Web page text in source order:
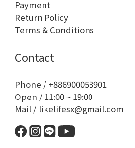
Payment
Return Policy
Terms & Conditions
Contact
Phone / +886900053901
Open / 11:00 ~ 19:00
Mail / likelifesx@gmail.com